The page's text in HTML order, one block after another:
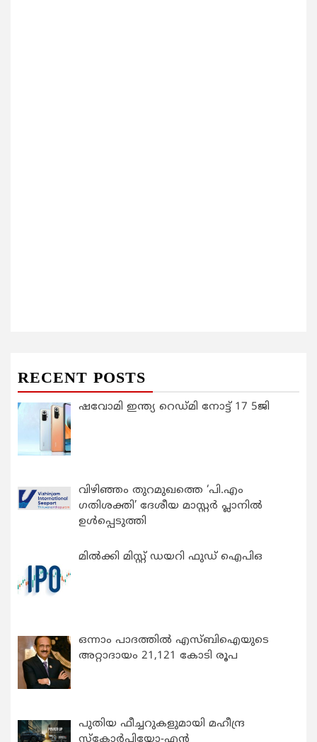
RECENT POSTS
ഷവോമി ഇന്ത്യ റെഡ്മി നോട്ട് 17 5ജി
വിഴിഞ്ഞം തുറമുഖത്തെ ‘പി.എം
ഗതിശക്തി’ ദേശീയ മാസ്റ്റർ പ്ലാനിൽ
ഉൾപ്പെടുത്തി
മിൽക്കി മിസ്റ്റ് ഡയറി ഫുഡ് ഐപിഒ
ഒന്നാം പാദത്തിൽ എസ്ബിഐയുടെ
അറ്റാദായം 21,121 കോടി രൂപ
പുതിയ ഫീച്ചറുകളുമായി മഹീന്ദ്ര